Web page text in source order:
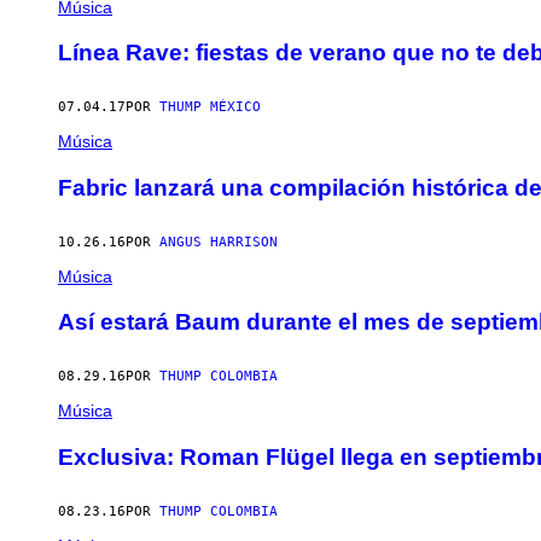
Música
Línea Rave: fiestas de verano que no te
07.04.17 POR THUMP MÉXICO
Música
Fabric lanzará una compilación histórica
10.26.16POR ANGUS HARRISON
Música
Así estará Baum durante el mes de
08.29.16 POR THUMP COLOMBIA
Música
Exclusiva: Roman Flügel llega en
08.23.16POR THUMP COLOMBIA